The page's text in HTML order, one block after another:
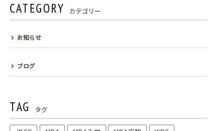
CATEGORY カテゴリー
お知らせ
ブログ
TAG タグ